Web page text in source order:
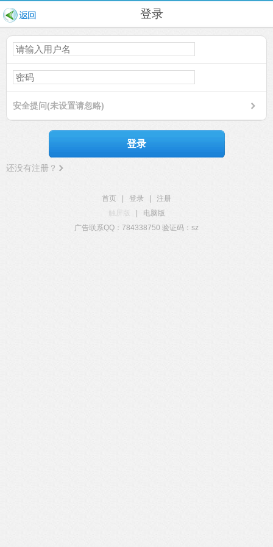
登录
安全提问(未设置请忽略)
登录
还没有注册？
首页 登录
注册
触屏版
电脑版
广告联系QQ：784338750 验证码：sz